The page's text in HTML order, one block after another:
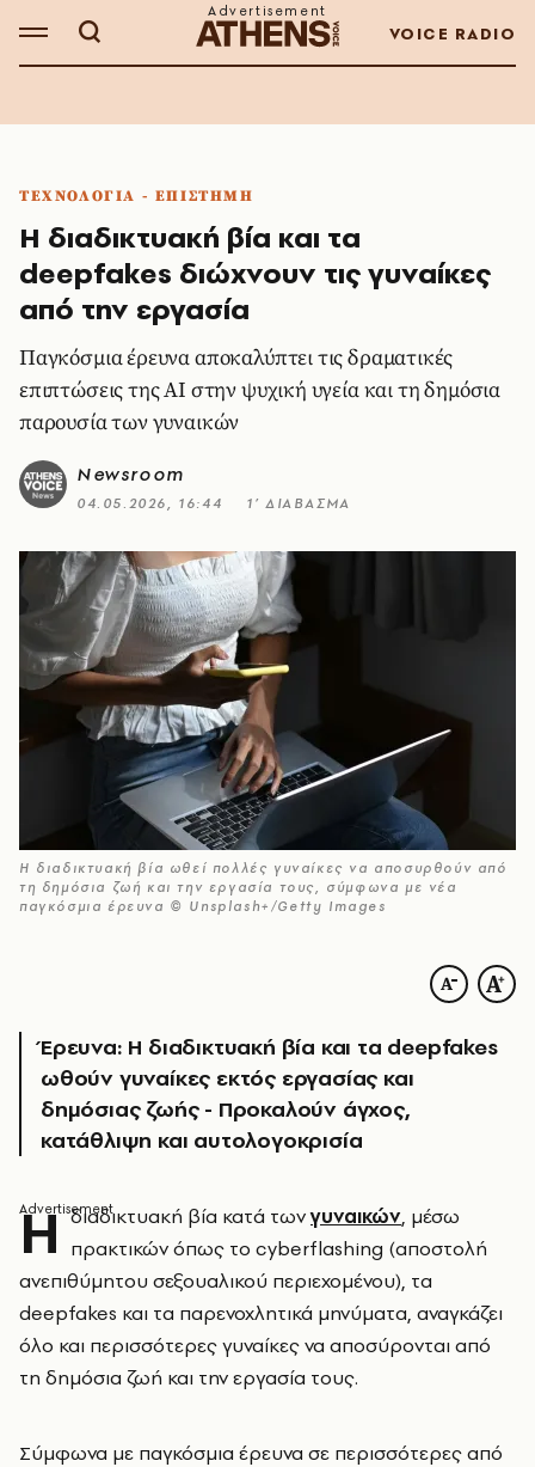
VOICE RADIO
ΤΕΧΝΟΛΟΓΙΑ - ΕΠΙΣΤΗΜΗ
Η διαδικτυακή βία και τα
deepfakes διώχνουν τις γυναίκες
από την εργασία
Παγκόσμια έρευνα αποκαλύπτει τις δραματικές
επιπτώσεις της ΑΙ στην ψυχική υγεία και τη δημόσια
παρουσία των γυναικών
Newsroom
04.05.2026, 16:44 1’ ΔΙΑΒΑΣΜΑ
Η διαδικτυακή βία ωθεί πολλές γυναίκες να αποσυρθούν από
τη δημόσια ζωή και την εργασία τους, σύμφωνα με νέα
παγκόσμια έρευνα © Unsplash+/Getty Images
Έρευνα: Η διαδικτυακή βία και τα deepfakes
ωθούν γυναίκες εκτός εργασίας και
δημόσιας ζωής - Προκαλούν άγχος,
κατάθλιψη και αυτολογοκρισία
Η διαδικτυακή βία κατά τωνγυναικών, μέσω
πρακτικών όπως το cyberflashing (αποστολή
ανεπιθύμητου σεξουαλικού περιεχομένου), τα
deepfakes και τα παρενοχλητικά μηνύματα, αναγκάζει
όλο και περισσότερες γυναίκες να αποσύρονται από
τη δημόσια ζωή και την εργασία τους.
Σύμφωνα με παγκόσμια έρευνα σε περισσότερες από